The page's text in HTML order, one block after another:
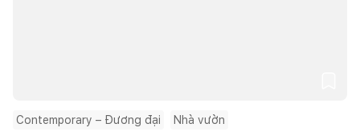
Contemporary – Đương đại Nhà vườn